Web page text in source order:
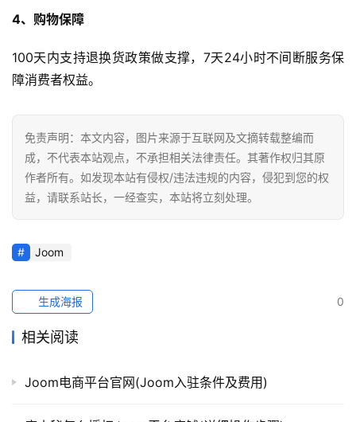
4、购物保障
100天内支持退换货政策做支撑，7天24小时不间断服务保
障消费者权益。
免责声明：本文内容，图片来源于互联网及文摘转载整编而
成，不代表本站观点，不承担相关法律责任。其著作权归其原
作者所有。如发现本站有侵权/违法违规的内容，侵犯到您的权
益，请联系站长，一经查实，本站将立刻处理。
Joom
0
生成海报
相关阅读
Joom电商平台官网(Joom入驻条件及费用)